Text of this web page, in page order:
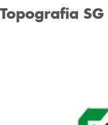
Topografia SG